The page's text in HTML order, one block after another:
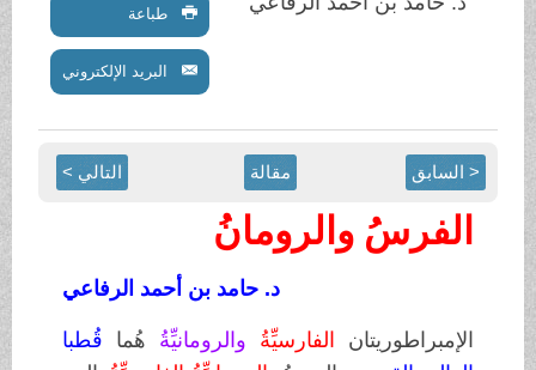
طباعة
البريد الإلكتروني
< السابق مقالة التالي >
الفرسُ والرومانُ
د. حامد بن أحمد الرفاعي
الإمبراطوريتانالفارسيِّةُ والرومانيِّةُهُماقُطبا